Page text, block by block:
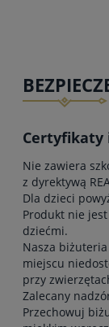
Certyfikaty
Nie zawiera
z dyrektywą
Dla dzieci
Produkt nie
dziećmi.
Nasza
miejscu
przy
Zalecany
Przechowuj